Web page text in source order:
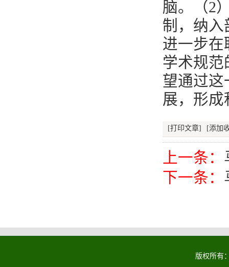
脑。（2
制，纳入
进一步在
学术规范
望通过这
展，形
[打印文章] [添加
上一条：
下一条：
版权所有